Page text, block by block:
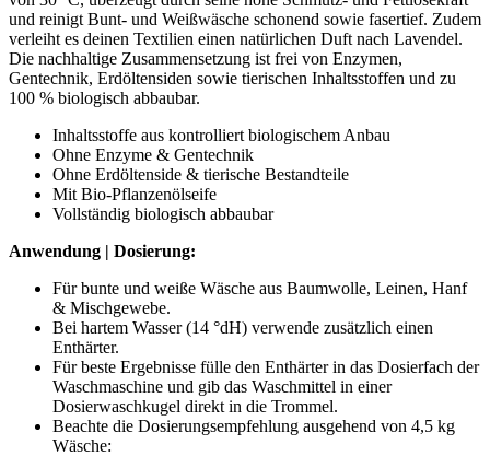
und reinigt Bunt- und Weißwäsche schonend sowie fasertief. Zudem
verleiht es deinen Textilien einen natürlichen Duft nach Lavendel.
Die nachhaltige Zusammensetzung ist frei von Enzymen,
Gentechnik, Erdöltensiden sowie tierischen Inhaltsstoffen und zu
100 % biologisch abbaubar.
Inhaltsstoffe aus kontrolliert biologischem Anbau
Ohne Enzyme & Gentechnik
Ohne Erdöltenside & tierische Bestandteile
Mit Bio-Pflanzenölseife
Vollständig biologisch abbaubar
Anwendung | Dosierung:
Für bunte und weiße Wäsche aus Baumwolle, Leinen, Hanf
& Mischgewebe.
Bei hartem Wasser (14 °dH) verwende zusätzlich einen
Enthärter.
Für beste Ergebnisse fülle den Enthärter in das Dosierfach der
Waschmaschine und gib das Waschmittel in einer
Dosierwaschkugel direkt in die Trommel.
Beachte die Dosierungsempfehlung ausgehend von 4,5 kg
Wäsche: